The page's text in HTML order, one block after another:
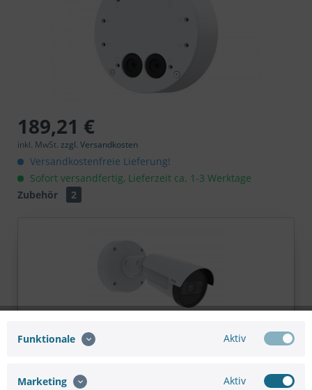
189,21 €
inkl. MwSt. zzgl. Versandkosten
Versandkostenfreie Lieferung!
Sofort versandfertig, Lieferzeit ca. 1-3 Werktage
Zubehör
2
Funktionale Aktiv
Marketing Aktiv